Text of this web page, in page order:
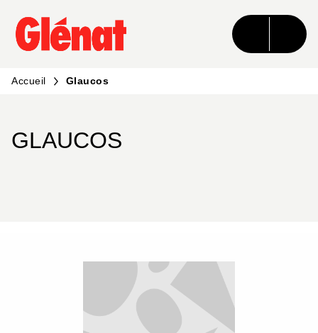
MENU RECHERCHE CONTENU
PIED DE PAGE
Accueil Glaucos
GLAUCOS